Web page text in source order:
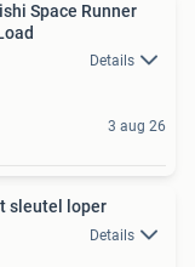
Space Runner
Details
3 aug 26
sleutel loper
Details